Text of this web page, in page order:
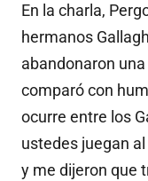
En la charla,
hermanos
abandonaron
comparó con
ocurre entre los
ustedes juegan
y me dijeron que